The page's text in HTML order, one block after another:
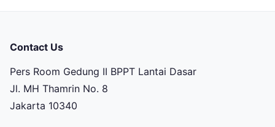
Contact Us
Pers Room Gedung II BPPT Lantai Dasar
Jl. MH Thamrin No. 8
Jakarta 10340